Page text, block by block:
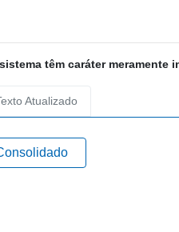
têm caráter
Atualizado